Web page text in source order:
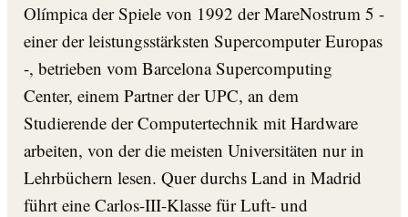
Olímpica der Spiele von 1992 der MareNostrum 5 -
einer der leistungsstärksten Supercomputer Europas
-, betrieben vom Barcelona Supercomputing
Center, einem Partner der UPC, an dem
Studierende der Computertechnik mit Hardware
arbeiten, von der die meisten Universitäten nur in
Lehrbüchern lesen. Quer durchs Land in Madrid
führt eine Carlos-III-Klasse für Luft- und